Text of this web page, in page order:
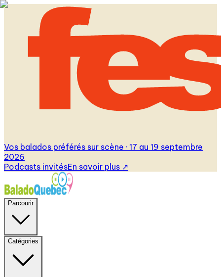
Vos balados préférés sur scène · 17 au 19 septembre
2026
Podcasts invitésEn savoir plus ↗
Parcourir
Catégories